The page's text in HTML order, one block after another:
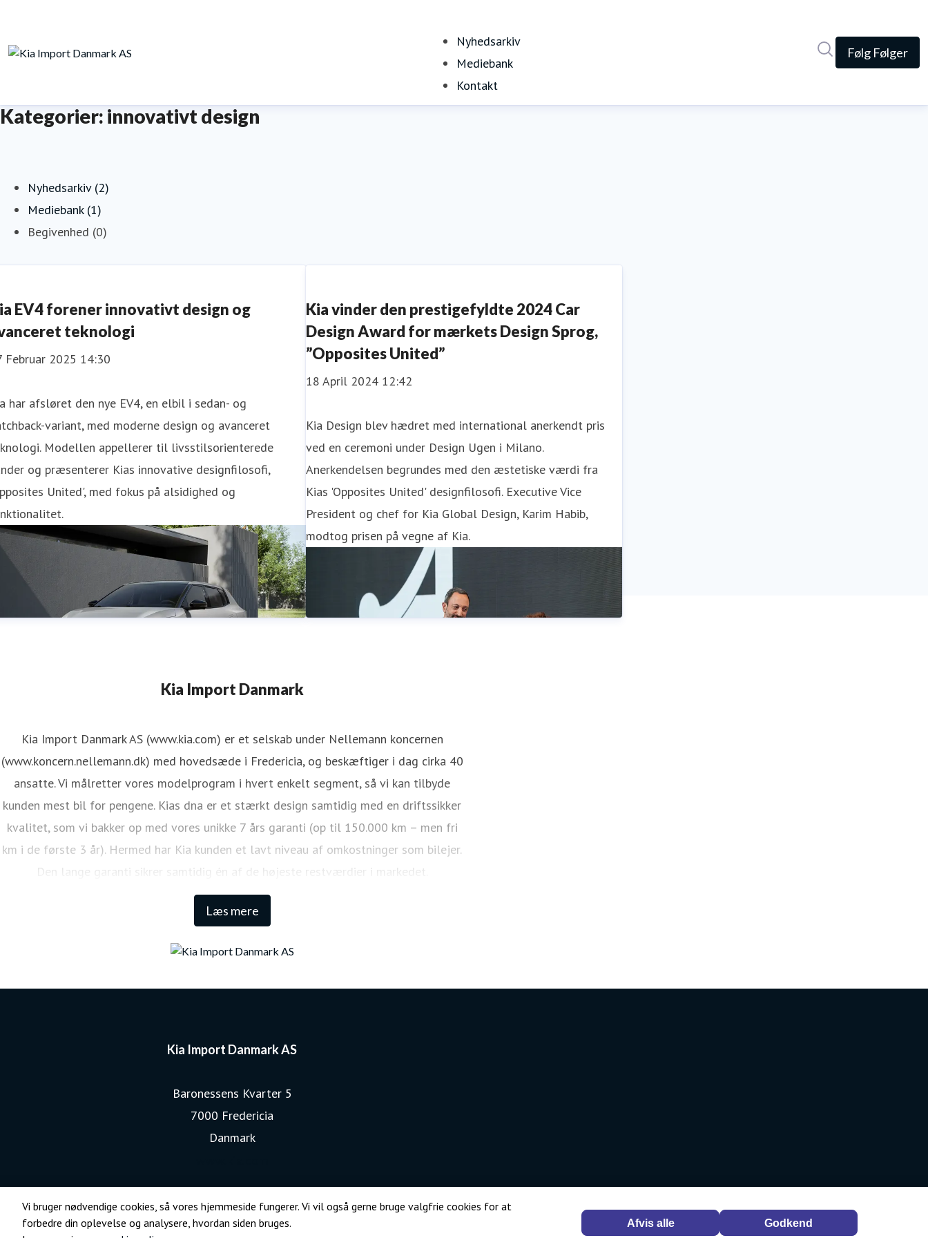
Vi bruger nødvendige cookies, så vores hjemmeside fungerer. Vi vil også gerne bruge valgfrie cookies for at
forbedre din oplevelse og analysere, hvordan siden bruges.
Afvis alle Godkend
Nyhedsarkiv
Mediebank
Kontakt
Følg Følger
Kategorier: innovativt design
Nyhedsarkiv (2)
Mediebank (1)
Begivenhed (0)
EV4 forener innovativt design og
teknologi
Februar 2025 14:30
har afsløret den nye EV4, en elbil i sedan- og
variant, med moderne design og avanceret
Modellen appellerer til livsstilsorienterede
og præsenterer Kias innovative designfilosofi,
United', med fokus på alsidighed og
Kia vinder den prestigefyldte 2024 Car
Design Award for mærkets Design Sprog,
”Opposites United”
18 April 2024 12:42
Kia Design blev hædret med international anerkendt pris
ved en ceremoni under Design Ugen i Milano.
Anerkendelsen begrundes med den æstetiske værdi fra
Kias 'Opposites United' designfilosofi. Executive Vice
President og chef for Kia Global Design, Karim Habib,
modtog prisen på vegne af Kia.
Kia Import Danmark
Læs mere
Kia Import Danmark AS (www.kia.com) er et selskab under Nellemann koncernen
(www.koncern.nellemann.dk) med hovedsæde i Fredericia, og beskæftiger i dag cirka 40
ansatte. Vi målretter vores modelprogram i hvert enkelt segment, så vi kan tilbyde
kunden mest bil for pengene. Kias dna er et stærkt design samtidig med en driftssikker
kvalitet, som vi bakker op med vores unikke 7 års garanti (op til 150.000 km – men fri
km i de første 3 år). Hermed har Kia kunden et lavt niveau af omkostninger som bilejer.
Den lange garanti sikrer samtidig én af de højeste restværdier i markedet.
Kia Import Danmark AS
Baronessens Kvarter 5
7000 Fredericia
Danmark